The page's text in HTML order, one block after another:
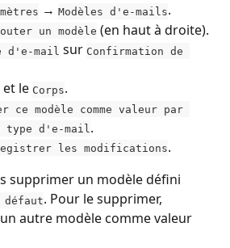
→ Modèles d'e-mails.
un modèle (en haut à droite).
d'e-mail sur Confirmation de
et le Corps.
ce modèle comme valeur par
type d'e-mail .
les modifications.
supprimer un modèle défini
défaut. Pour le supprimer,
autre modèle comme valeur